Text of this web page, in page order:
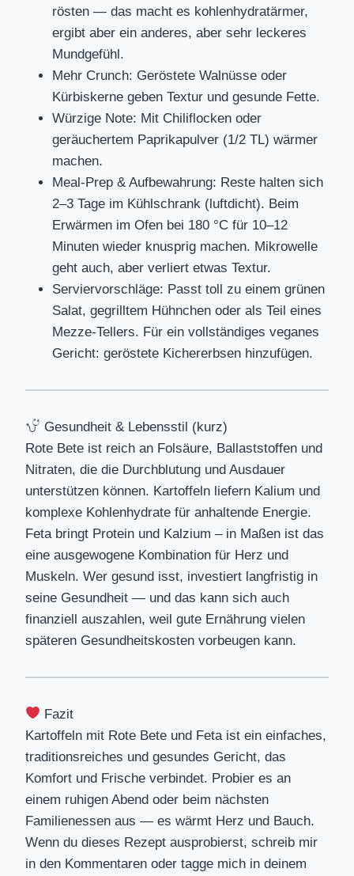
rösten — das macht es kohlenhydratärmer,
ergibt aber ein anderes, aber sehr leckeres
Mundgefühl.
Mehr Crunch: Geröstete Walnüsse oder
Kürbiskerne geben Textur und gesunde Fette.
Würzige Note: Mit Chiliflocken oder
geräuchertem Paprikapulver (1/2 TL) wärmer
machen.
Meal-Prep & Aufbewahrung: Reste halten sich
2–3 Tage im Kühlschrank (luftdicht). Beim
Erwärmen im Ofen bei 180 °C für 10–12
Minuten wieder knusprig machen. Mikrowelle
geht auch, aber verliert etwas Textur.
Serviervorschläge: Passt toll zu einem grünen
Salat, gegrilltem Hühnchen oder als Teil eines
Mezze-Tellers. Für ein vollständiges veganes
Gericht: geröstete Kichererbsen hinzufügen.
Gesundheit & Lebensstil (kurz)
Rote Bete ist reich an Folsäure, Ballaststoffen und
Nitraten, die die Durchblutung und Ausdauer
unterstützen können. Kartoffeln liefern Kalium und
komplexe Kohlenhydrate für anhaltende Energie.
Feta bringt Protein und Kalzium – in Maßen ist das
eine ausgewogene Kombination für Herz und
Muskeln. Wer gesund isst, investiert langfristig in
seine Gesundheit — und das kann sich auch
finanziell auszahlen, weil gute Ernährung vielen
späteren Gesundheitskosten vorbeugen kann.
Fazit
Kartoffeln mit Rote Bete und Feta ist ein einfaches,
traditionsreiches und gesundes Gericht, das
Komfort und Frische verbindet. Probier es an
einem ruhigen Abend oder beim nächsten
Familienessen aus — es wärmt Herz und Bauch.
Wenn du dieses Rezept ausprobierst, schreib mir
in den Kommentaren oder tagge mich in deinem